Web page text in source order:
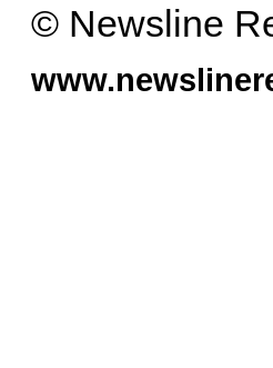
© Newsline